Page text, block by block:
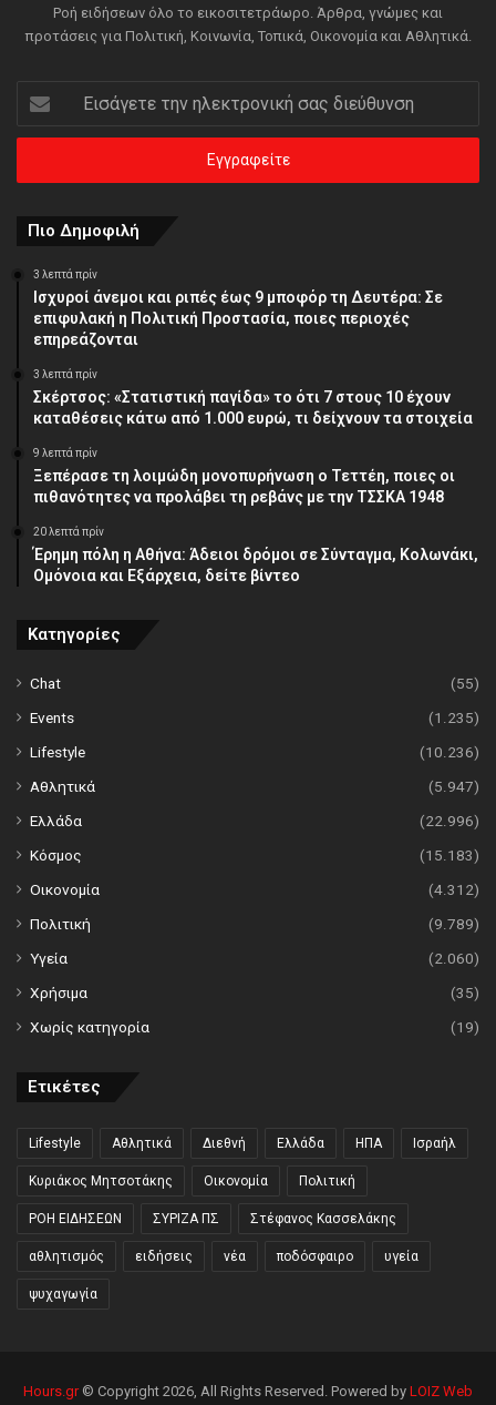
Ροή ειδήσεων όλο το εικοσιτετράωρο. Άρθρα, γνώμες και
προτάσεις για Πολιτική, Κοινωνία, Τοπικά, Οικονομία και Αθλητικά.
Εισάγετε
την
ηλεκτρονική
διεύθυνση
Πιο Δημοφιλή
3 λεπτά πρίν
Ισχυροί άνεμοι και ριπές έως 9 μποφόρ τη Δευτέρα: Σε
επιφυλακή η Πολιτική Προστασία, ποιες περιοχές
επηρεάζονται
3 λεπτά πρίν
Σκέρτσος: «Στατιστική παγίδα» το ότι 7 στους 10 έχουν
καταθέσεις κάτω από 1.000 ευρώ, τι δείχνουν τα στοιχεία
9 λεπτά πρίν
Ξεπέρασε τη λοιμώδη μονοπυρήνωση ο Τεττέη, ποιες οι
πιθανότητες να προλάβει τη ρεβάνς με την ΤΣΣΚΑ 1948
20 λεπτά πρίν
Έρημη πόλη η Αθήνα: Άδειοι δρόμοι σε Σύνταγμα, Κολωνάκι,
Ομόνοια και Εξάρχεια, δείτε βίντεο
Κατηγορίες
Chat
(55)
Events
(1.235)
Lifestyle
(10.236)
Αθλητικά
(5.947)
Ελλάδα
(22.996)
Κόσμος
(15.183)
Οικονομία
(4.312)
Πολιτική
(9.789)
Υγεία
(2.060)
Χρήσιμα
(35)
Χωρίς κατηγορία
(19)
Ετικέτες
Lifestyle Αθλητικά Διεθνή Ελλάδα ΗΠΑ Ισραήλ
Κυριάκος Μητσοτάκης Οικονομία Πολιτική
ΡΟΗ ΕΙΔΗΣΕΩΝ ΣΥΡΙΖΑ ΠΣ Στέφανος Κασσελάκης
αθλητισμός ειδήσεις νέα ποδόσφαιρο υγεία
ψυχαγωγία
Hours.gr© Copyright 2026, All Rights Reserved. Powered by LOIZ Web